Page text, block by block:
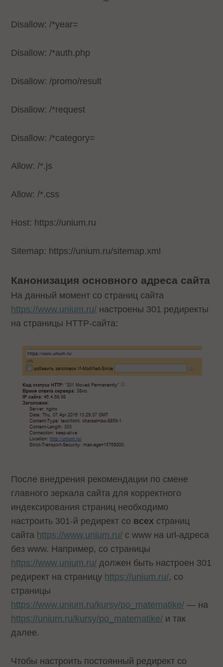
Disallow: /*year=
Disallow: /*auth.php
Disallow: /promo/result
Disallow: /*request
Disallow: /*category=
Allow: /*.js
Allow: /*.css
Host: https://unium.ru
Sitemap: https://unium.ru/sitemap.xml
Канонизация основного адреса сайта
На данный момент со страниц сайта
https://www.unium.ru/ настроены 301 редиректы
на страницы HTTP-сайта:
После внедрения рекомендации по смене
главного зеркала сайта для корректного
индексирования страниц необходимо
настроить 301-й редирект со всех страниц
сайта https://www.unium.ru/ с www на url-адреса
без www. Например, со страницы
https://www.unium.ru/ должен быть настроен 301
редирект на страницу https://unium.ru/, со
страницы
https://www.unium.ru/kursy/po_matematike/ — на
https://unium.ru/kursy/po_matematike/ и так
далее.
Чтобы настроить постоянный редирект со